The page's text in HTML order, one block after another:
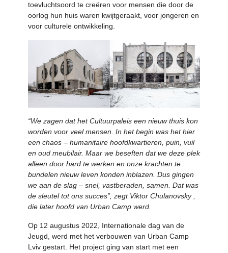
toevluchtsoord te creëren voor mensen die door de
oorlog hun huis waren kwijtgeraakt, voor jongeren en
voor culturele ontwikkeling.
“We zagen dat het Cultuurpaleis een nieuw thuis kon
worden voor veel mensen. In het begin was het hier
een chaos – humanitaire hoofdkwartieren, puin, vuil
en oud meubilair. Maar we beseften dat we deze plek
alleen door hard te werken en onze krachten te
bundelen nieuw leven konden inblazen. Dus gingen
we aan de slag – snel, vastberaden, samen. Dat was
de sleutel tot ons succes”, zegt Viktor Chulanovsky ,
die later hoofd van Urban Camp werd.
Op 12 augustus 2022, Internationale dag van de
Jeugd, werd met het verbouwen van Urban Camp
Lviv gestart. Het project ging van start met een